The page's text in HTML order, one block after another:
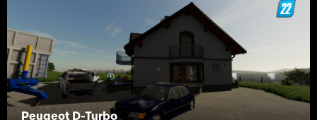
Peugeot D-Turbo